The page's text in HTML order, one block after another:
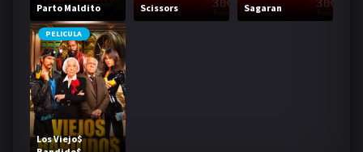
Parto Maldito Scissors Sagaran
PELICULA
Los Viejo$